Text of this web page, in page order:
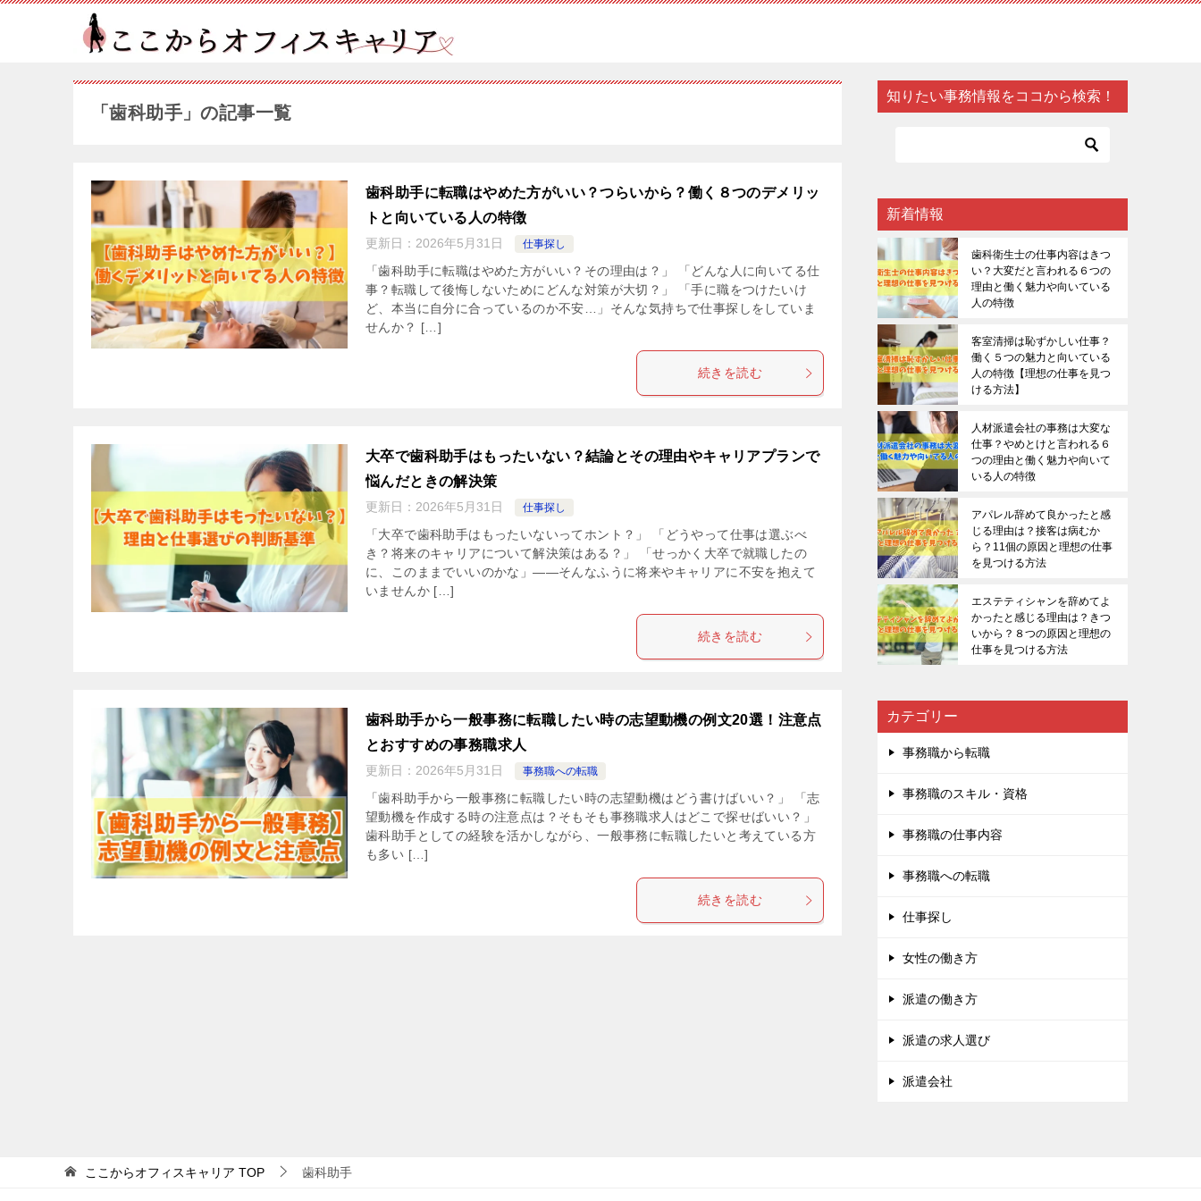
「歯科助手」の記事一覧
歯科助手に転職はやめた方がいい？つらいから？働く８つのデメリッ
トと向いている人の特徴
更新日： 2026年5月31日 仕事探し
「歯科助手に転職はやめた方がいい？その理由は？」 「どんな人に向いてる仕
事？転職して後悔しないためにどんな対策が大切？」 「手に職をつけたいけ
ど、本当に自分に合っているのか不安…」そんな気持ちで仕事探しをしていま
せんか？ […]
続きを読む
大卒で歯科助手はもったいない？結論とその理由やキャリアプランで
悩んだときの解決策
更新日： 2026年5月31日 仕事探し
「大卒で歯科助手はもったいないってホント？」 「どうやって仕事は選ぶべ
き？将来のキャリアについて解決策はある？」 「せっかく大卒で就職したの
に、このままでいいのかな」——そんなふうに将来やキャリアに不安を抱えて
いませんか […]
続きを読む
歯科助手から一般事務に転職したい時の志望動機の例文20選！注意点
とおすすめの事務職求人
更新日： 2026年5月31日 事務職への転職
「歯科助手から一般事務に転職したい時の志望動機はどう書けばいい？」 「志
望動機を作成する時の注意点は？そもそも事務職求人はどこで探せばいい？」
歯科助手としての経験を活かしながら、一般事務に転職したいと考えている方
も多い […]
続きを読む
知りたい事務情報をココから検索！
新着情報
歯科衛生士の仕事内容はきつ
い？大変だと言われる６つの
理由と働く魅力や向いている
人の特徴
客室清掃は恥ずかしい仕事？
働く５つの魅力と向いている
人の特徴【理想の仕事を見つ
ける方法】
人材派遣会社の事務は大変な
仕事？やめとけと言われる６
つの理由と働く魅力や向いて
いる人の特徴
アパレル辞めて良かったと感
じる理由は？接客は病むか
ら？11個の原因と理想の仕事
を見つける方法
エステティシャンを辞めてよ
かったと感じる理由は？きつ
いから？８つの原因と理想の
仕事を見つける方法
カテゴリー
事務職から転職
事務職のスキル・資格
事務職の仕事内容
事務職への転職
仕事探し
女性の働き方
派遣の働き方
派遣の求人選び
派遣会社
ここからオフィスキャリア TOP 歯科助手